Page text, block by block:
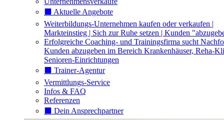
⬛️ Aktuelle Angebote
Weiterbildungs-Unternehmen kaufen oder verkaufen |
Markteinstieg | Sich zur Ruhe setzen | Kunden
Erfolgreiche Coaching- und Trainingsfirma sucht
Kunden abzugeben im Bereich Krankenhäuser, Reha-
Senioren-Einrichtungen
⬛️ Trainer-Agentur
Vermittlungs-Service
Infos & FAQ
Referenzen
⬛️ Dein Ansprechpartner